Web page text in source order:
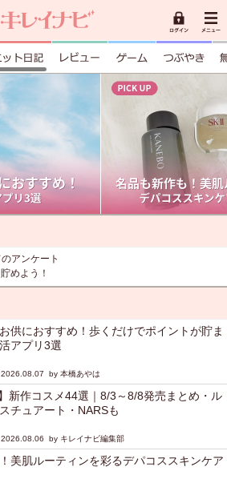
アンケート
めよう！
供におすすめ！歩くだけでポイントが貯ま
アプリ3選
2026.08.07 by 本橋あやは
新作コスメ44選｜8/3～8/8発売まとめ・ル
チュアート・NARSも
2026.08.06 by キレイナビ編集部
美肌ルーティンを彩るデパコススキンケア